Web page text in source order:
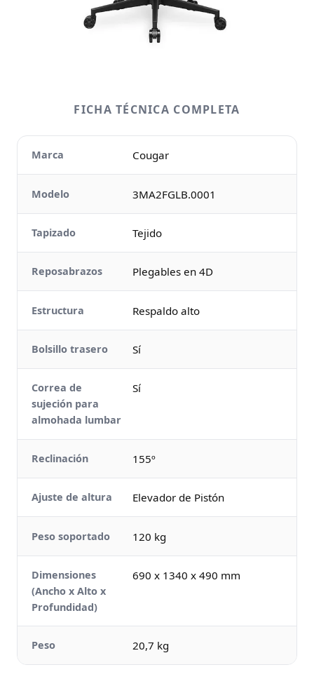
FICHA TÉCNICA COMPLETA
Marca Cougar
Modelo 3MA2FGLB.0001
Tapizado Tejido
Reposabrazos Plegables en 4D
Estructura Respaldo alto
Bolsillo trasero Sí
Correa de
sujeción para
almohada lumbar
Sí
Reclinación 155º
Ajuste de altura Elevador de Pistón
Peso soportado 120 kg
Dimensiones
(Ancho x Alto x
Profundidad)
690 x 1340 x 490 mm
Peso 20,7 kg